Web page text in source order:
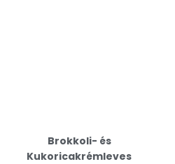
Brokkoli- és
Kukoricakrémleves